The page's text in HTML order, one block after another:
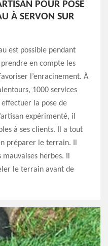
POUR POSE
À SERVON SUR
est possible pendant
en compte les
l’enracinement. À
1000 services
la pose de
expérimenté, il
à ses clients. Il a tout
préparer le terrain. Il
herbes. Il
le terrain avant de